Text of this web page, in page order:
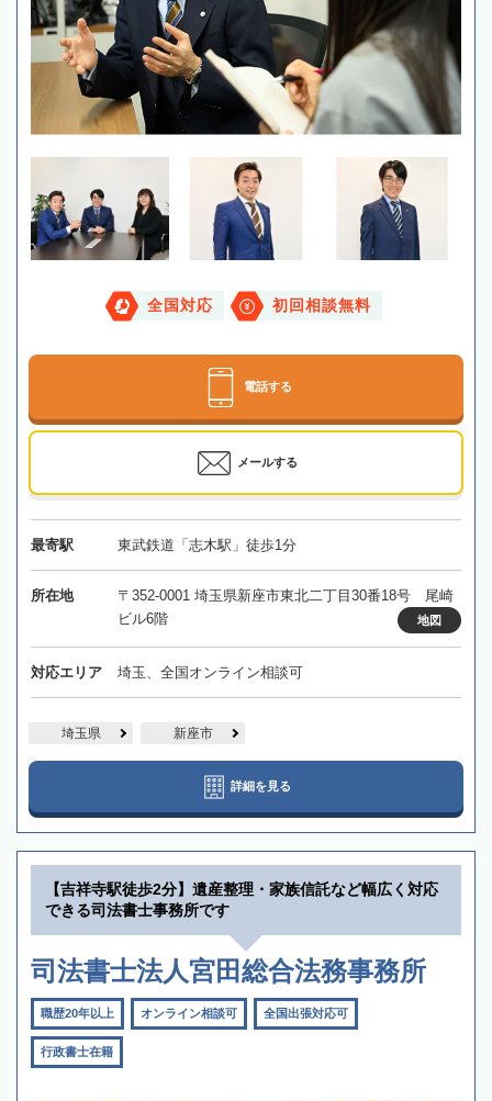
全国対応 初回相談無料
電話する
メールする
最寄駅 東武鉄道「志木駅」徒歩1分
所在地
〒352-0001 埼玉県新座市東北二丁目30番18号 尾崎
ビル6階
地図
対応エリア 埼玉、全国オンライン相談可
埼玉県 新座市
詳細を見る
【吉祥寺駅徒歩2分】遺産整理・家族信託など幅広く対応
できる司法書士事務所です
司法書士法人宮田総合法務事務所
職歴20年以上 オンライン相談可 全国出張対応可
行政書士在籍